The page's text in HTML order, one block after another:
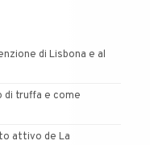
di Lisbona e al
di truffa e come
attivo de La